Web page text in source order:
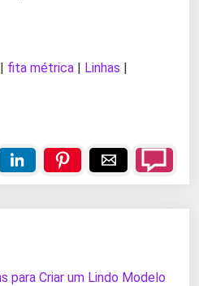
| fita métrica | Linhas |
para Criar um Lindo Modelo